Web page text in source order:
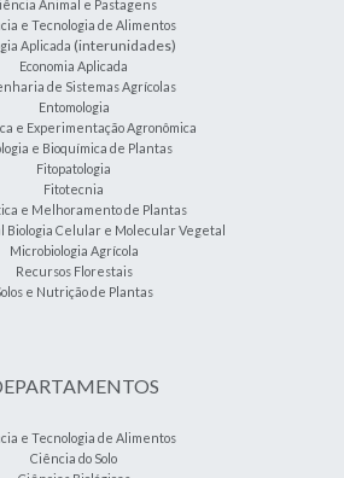
Animal e Pastagens
e Tecnologia de Alimentos
Aplicada (interunidades)
Economia Aplicada
de Sistemas Agrícolas
Entomologia
e Experimentação Agronômica
e Bioquímica de Plantas
Fitopatologia
Fitotecnia
e Melhoramento de Plantas
Biologia Celular e Molecular Vegetal
Microbiologia Agrícola
Recursos Florestais
e Nutrição de Plantas
e Tecnologia de Alimentos
Ciência do Solo